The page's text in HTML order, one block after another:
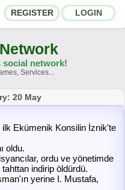
REGISTER LOGIN
Shares
social network!
Services...
20 May
Ekümenik Konsilin İznik'te
oldu.
ordu ve yönetimde
indirip öldürdü.
yerine I. Mustafa,